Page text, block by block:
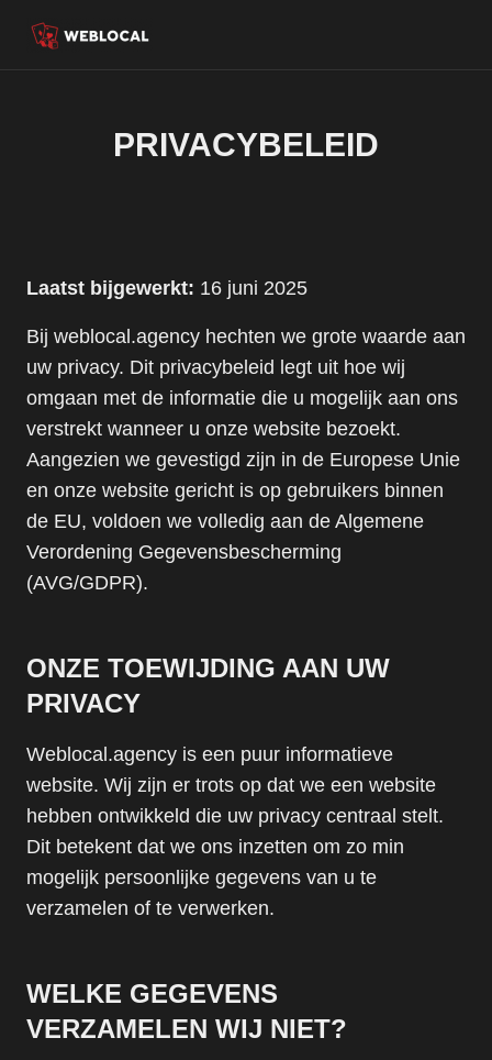
PRIVACYBELEID
Laatst bijgewerkt: 16 juni 2025
Bij weblocal.agency hechten we grote waarde aan
uw privacy. Dit privacybeleid legt uit hoe wij
omgaan met de informatie die u mogelijk aan ons
verstrekt wanneer u onze website bezoekt.
Aangezien we gevestigd zijn in de Europese Unie
en onze website gericht is op gebruikers binnen
de EU, voldoen we volledig aan de Algemene
Verordening Gegevensbescherming
(AVG/GDPR).
ONZE TOEWIJDING AAN UW
PRIVACY
Weblocal.agency is een puur informatieve
website. Wij zijn er trots op dat we een website
hebben ontwikkeld die uw privacy centraal stelt.
Dit betekent dat we ons inzetten om zo min
mogelijk persoonlijke gegevens van u te
verzamelen of te verwerken.
WELKE GEGEVENS
VERZAMELEN WIJ NIET?